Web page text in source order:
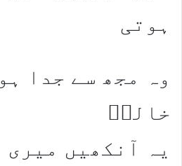
ہوتی
وہ مجھ سے جدا
خالدؔ
یہ آنکھیں میری